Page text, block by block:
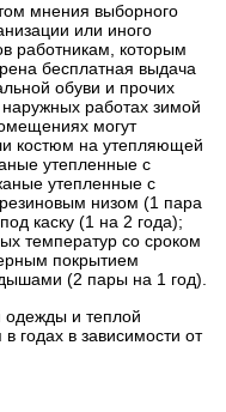
мнения выборного
или иного
работникам, которым
бесплатная выдача
обуви и прочих
работах зимой
могут
костюм на утепляющей
утепленные с
утепленные с
низом (1 пара
каску (1 на 2 года);
температур со сроком
покрытием
(2 пары на 1 год).
одежды и теплой
годах в зависимости от